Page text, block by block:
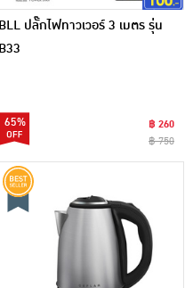
BLL ปลั๊กไฟทาวเวอร์ 3 เมตร รุ่น
B33
65%
฿ 260
฿ 750